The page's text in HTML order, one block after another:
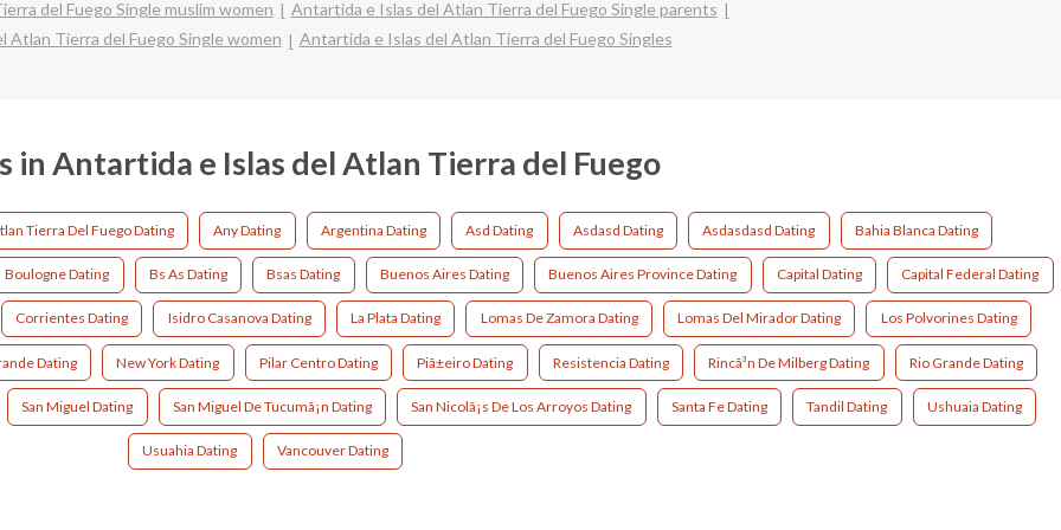
del Fuego Single muslim women
Antartida e Islas del Atlan Tierra del Fuego Single parents
Atlan Tierra del Fuego Single women
Antartida e Islas del Atlan Tierra del Fuego Singles
in Antartida e Islas del Atlan Tierra del Fuego
Tierra Del Fuego Dating Any Dating Argentina Dating Asd Dating Asdasd Dating Asdasdasd Dating Bahia Blanca Dating
Boulogne Dating Bs As Dating Bsas Dating Buenos Aires Dating Buenos Aires Province Dating Capital Dating Capital Federal Dating
Corrientes Dating Isidro Casanova Dating La Plata Dating Lomas De Zamora Dating Lomas Del Mirador Dating Los Polvorines Dating
Dating New York Dating Pilar Centro Dating Piã±eiro Dating Resistencia Dating Rincã³n De Milberg Dating Rio Grande Dating
San Miguel Dating San Miguel De Tucumã¡n Dating San Nicolã¡s De Los Arroyos Dating Santa Fe Dating Tandil Dating Ushuaia Dating
Usuahia Dating Vancouver Dating